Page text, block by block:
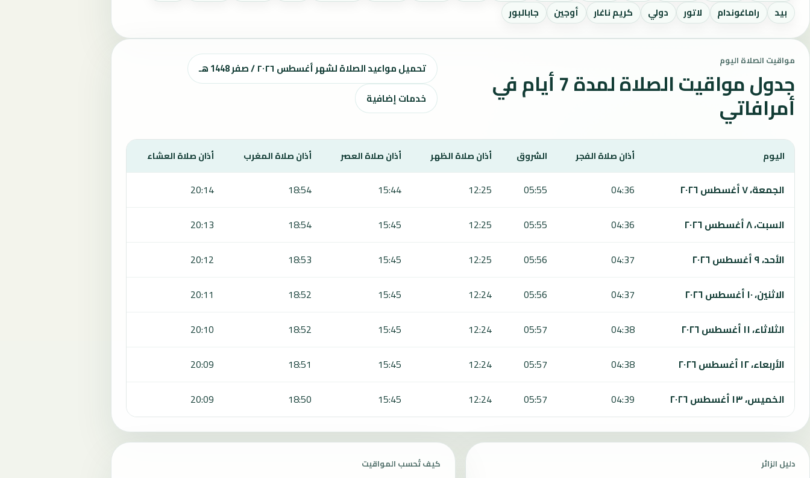
بيد
راماغوندام لاتور دولي كريم ناغار أوجين جابالبور
مواقيت الصلاة اليوم
جدول مواقيت الصلاة لمدة 7 أيام في
أمرافاتي
تحميل مواعيد الصلاة لشهر أغسطس ٢٠٢٦ / صفر 1448 هـ
خدمات إضافية
يعرض هذا الجدول مواقيت الصلاة لمدة 7 أيام في أمرافاتي، بما يشمل الفجر والشروق والظهر والعصر والمغرب والعشاء.
اليوم أذان صلاة الفجر الشروق أذان صلاة الظهر أذان صلاة العصر أذان صلاة المغرب أذان صلاة العشاء
الجمعة، ٧ أغسطس ٢٠٢٦ 04:36
05:55
12:25
15:44
18:54
20:14
السبت، ٨ أغسطس ٢٠٢٦
04:36
05:55
12:25
15:45
18:54
20:13
الأحد، ٩ أغسطس ٢٠٢٦
04:37
05:56
12:25
15:45
18:53
20:12
الاثنين، ١٠ أغسطس ٢٠٢٦
04:37
05:56
12:24
15:45
18:52
20:11
الثلاثاء، ١١ أغسطس ٢٠٢٦
04:38
05:57
12:24
15:45
18:52
20:10
الأربعاء، ١٢ أغسطس ٢٠٢٦
04:38
05:57
12:24
15:45
18:51
20:09
الخميس، ١٣ أغسطس ٢٠٢٦
04:39
05:57
12:24
15:45
18:50
20:09
دليل الزائر كيف تُحسب المواقيت